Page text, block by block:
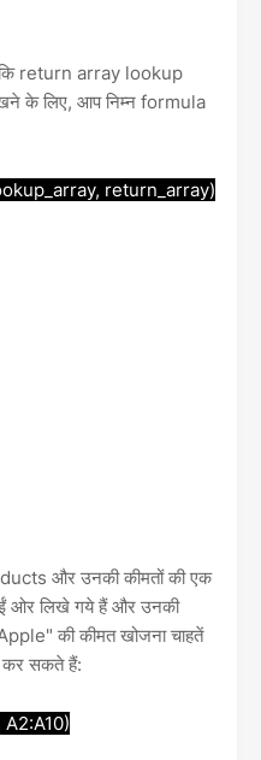
return array lookup
के लिए, आप निम्न formula
return_array)
और उनकी कीमतों की एक
ओर लिखे गये हैं और उनकी
की कीमत खोजना चाहतें
कर सकते हैं: